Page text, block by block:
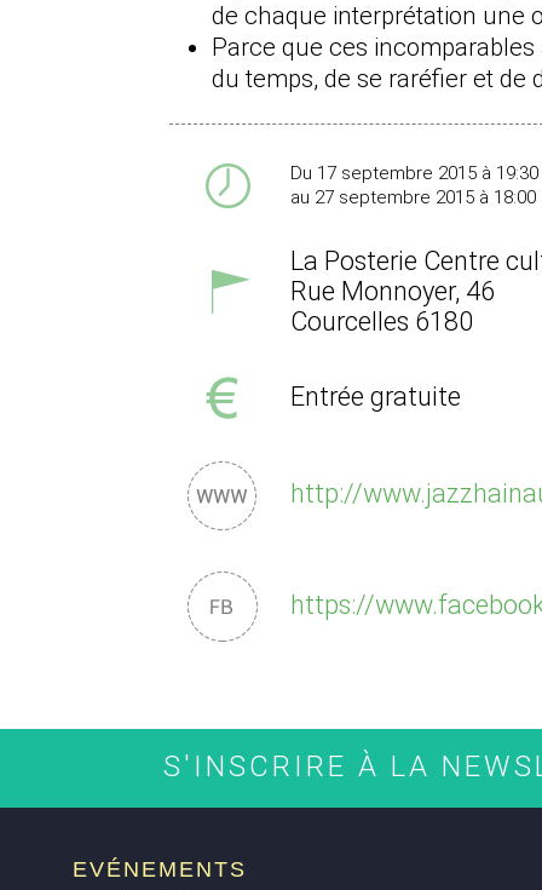
de chaque interprétation une
Parce que ces
du temps, de se raréfier et de
Du 17 septembre 2015 à 19:30
au 27 septembre 2015 à 18:00
La Posterie Centre
Rue Monnoyer, 46
Courcelles 6180
Entrée gratuite
http://
https://
S'INSCRIRE À LA
EVÉNEMENTS